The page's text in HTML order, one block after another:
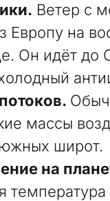
Ветер с
Европу на
Он идёт до
массы
южных широт.
на